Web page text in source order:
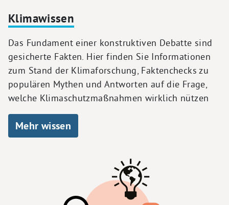
Klimawissen
Das Fundament einer konstruktiven Debatte sind
gesicherte Fakten. Hier finden Sie Informationen
zum Stand der Klimaforschung, Faktenchecks zu
populären Mythen und Antworten auf die Frage,
welche Klimaschutzmaßnahmen wirklich nützen
Mehr wissen